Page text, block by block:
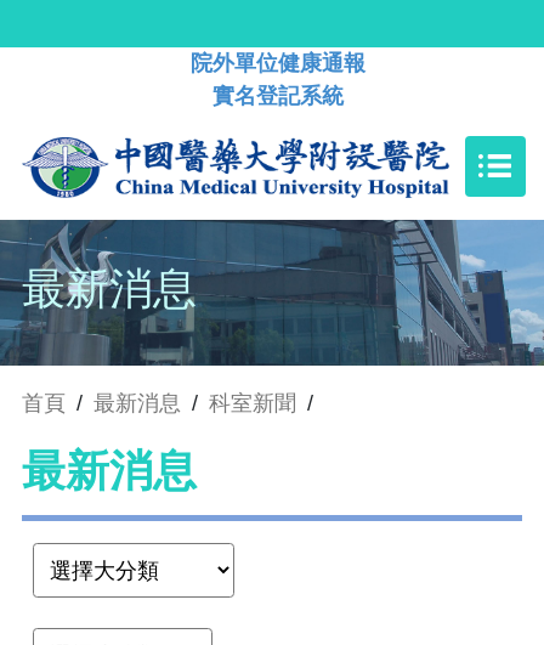
院外單位健康通報
實名登記系統
最新消息
首頁 / 最新消息 / 科室新聞 /
最新消息